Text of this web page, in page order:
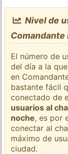
Nivel de
Comandante
El número de
del día a la
en
bastante fácil
conectado de
usuarios al
noche, es por
conectar al
máximo de
ciudad.